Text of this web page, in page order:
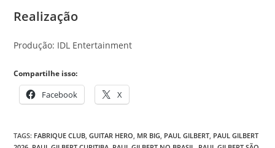
Realização
Produção: IDL Entertainment
Compartilhe isso:
Facebook X
TAGS: FABRIQUE CLUB GUITAR HERO MR BIG PAUL GILBERT PAUL GILBERT